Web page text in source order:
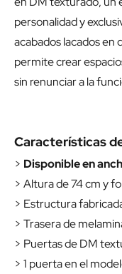
personalidad y
acabados lacados
permite crear
sin renunciar a la
Características
> Disponible en
> Altura de 74 cm y
> Estructura
> Trasera de
> Puertas de DM
> 1 puerta en el